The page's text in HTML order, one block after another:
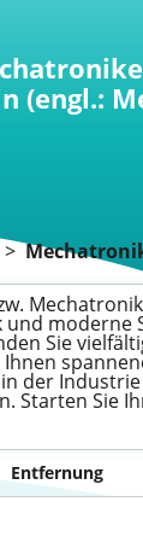
(engl.:
>
moderne
Sie
der
Starten Sie
Entfernung